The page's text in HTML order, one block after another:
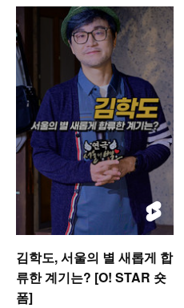
김학도, 서울의 별 새롭게 합
류한 계기는? [O! STAR 숏
폼]